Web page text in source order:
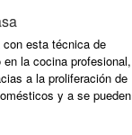
programándolo
con esta técnica de
la cocina profesional,
a la proliferación de
y a se pueden